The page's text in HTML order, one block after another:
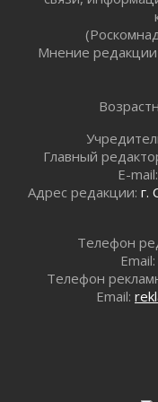
Юхла, мука,
01 августа 2026
Лето катится с
В Ленобласти
летию Билибина
01 августа 2026
Лето без
Болезнь
Безмолвный
В музей всей
Мнение
Главный
E-mail:
Адрес редакции: г.
Телефон
Email:
Телефон
Email: